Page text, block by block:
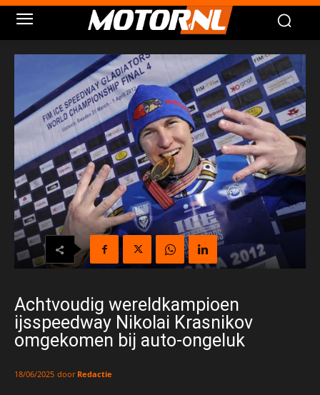
Achtvoudig wereldkampioen
ijsspeedway Nikolai Krasnikov
omgekomen bij auto-ongeluk
18/06/2025 door Redactie